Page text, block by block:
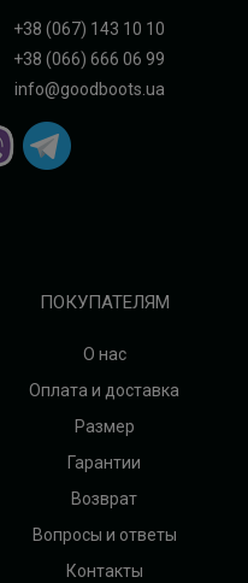
+38 (067) 143 10 10
+38 (066) 666 06 99
info@goodboots.ua
ПОКУПАТЕЛЯМ
О нас
Оплата и доставка
Размер
Гарантии
Возврат
Вопросы и ответы
Контакты